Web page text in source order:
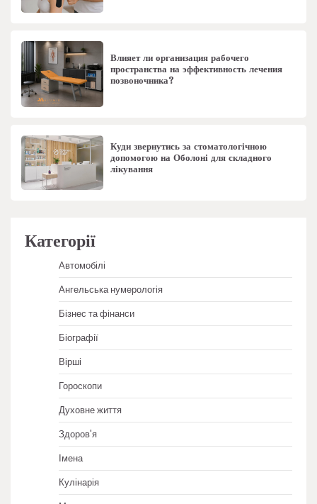
Влияет ли организация рабочего
пространства на эффективность лечения
позвоночника?
Куди звернутись за стоматологічною
допомогою на Оболоні для складного
лікування
Категорії
Автомобілі
Ангельська нумерологія
Бізнес та фінанси
Біографії
Вірші
Гороскопи
Духовне життя
Здоров'я
Імена
Кулінарія